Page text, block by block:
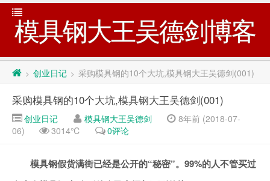
模具钢大王吴德剑博客
> 创业日记 > 采购模具钢的10个大坑,模具钢大王吴德剑(001)
采购模具钢的10个大坑,模具钢大王吴德剑(001)
创业日记 模具钢大王吴德剑
8年前 (2018-07-
06)
3014℃ 0评论
模具钢假货满街已经是公开的“秘密”。99%的人不管买过